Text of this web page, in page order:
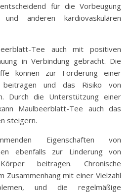
für die Vorbeugung
anderen kardiovaskulären
Tee auch mit positiven
in Verbindung gebracht. Die
können zur Förderung einer
beitragen und das Risiko von
Durch die Unterstützung einer
Maulbeerblatt-Tee auch das
steigern.
Eigenschaften von
ebenfalls zur Linderung von
beitragen. Chronische
Zusammenhang mit einer Vielzahl
und die regelmäßige